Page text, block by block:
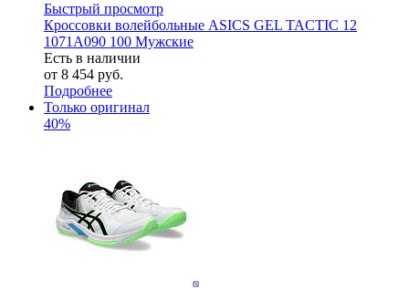
Быстрый просмотр
Кроссовки волейбольные ASICS GEL TACTIC 12
1071A090 100 Мужские
Есть в наличии
от 8 454 руб.
Подробнее
Только оригинал
40%